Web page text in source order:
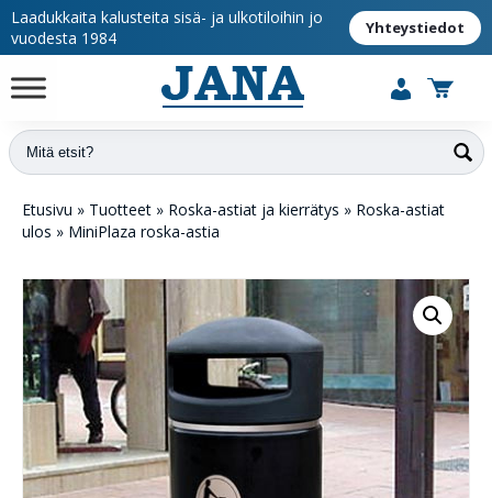
Laadukkaita kalusteita sisä- ja ulkotiloihin jo
vuodesta 1984
Yhteystiedot
Etusivu » Tuotteet » Roska-astiat ja kierrätys » Roska-astiat
ulos » MiniPlaza roska-astia